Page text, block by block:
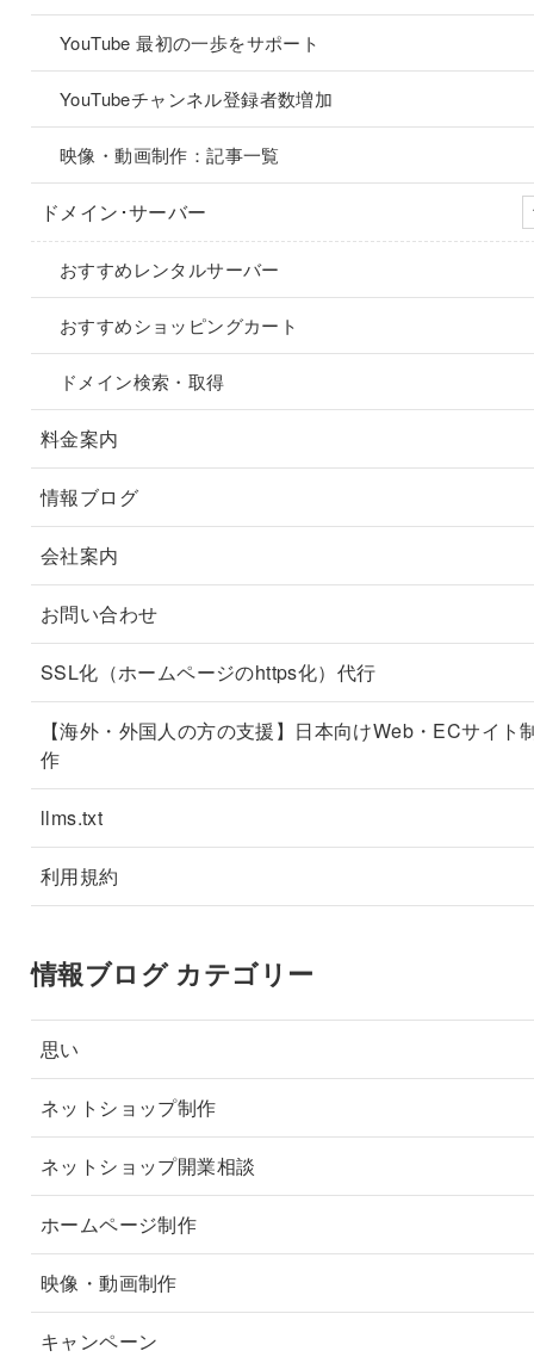
YouTube 最初の一歩をサポート
YouTubeチャンネル登録者数増加
映像・動画制作：記事一覧
ドメイン･サーバー
おすすめレンタルサーバー
おすすめショッピングカート
ドメイン検索・取得
料金案内
情報ブログ
会社案内
お問い合わせ
SSL化（ホームページのhttps化）代行
【海外・外国人の方の支援】日本向けWeb・ECサイト
作
llms.txt
利用規約
情報ブログ カテゴリー
思い
ネットショップ制作
ネットショップ開業相談
ホームページ制作
映像・動画制作
キャンペーン